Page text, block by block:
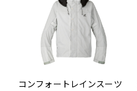
コンフォートレインスーツ